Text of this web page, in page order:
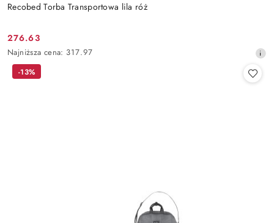
Recobed Torba Transportowa lila róż
Cena
promocyjna:
276.63
Najniższa
cena
Najniższa cena: 317.97
-13%